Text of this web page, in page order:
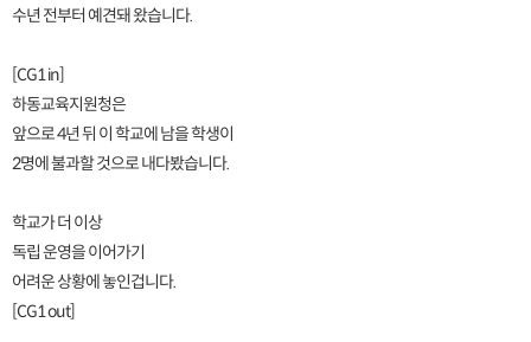
수년 전부터 예견돼 왔습니다.
[CG1 in]
하동교육지원청은
앞으로 4년 뒤 이 학교에 남을 학생이
2명에 불과할 것으로 내다봤습니다.
학교가 더 이상
독립 운영을 이어가기
어려운 상황에 놓인겁니다.
[CG1 out]